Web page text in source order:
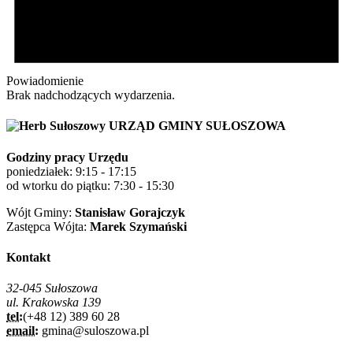
Powiadomienie
Brak nadchodzących wydarzenia.
URZĄD GMINY SUŁOSZOWA
Godziny pracy Urzędu
poniedziałek: 9:15 - 17:15
od wtorku do piątku: 7:30 - 15:30
Wójt Gminy: Stanisław Gorajczyk
Zastępca Wójta: Marek Szymański
Kontakt
32-045 Sułoszowa
ul. Krakowska 139
tel:(+48 12) 389 60 28
email: gmina@suloszowa.pl